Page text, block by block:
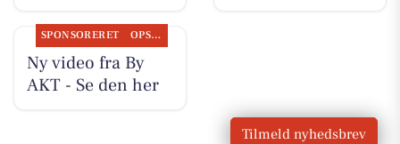
SPONSORERET OPSLAGSTAVLEN
Ny video fra By
AKT - Se den her
Tilmeld nyhedsbrev